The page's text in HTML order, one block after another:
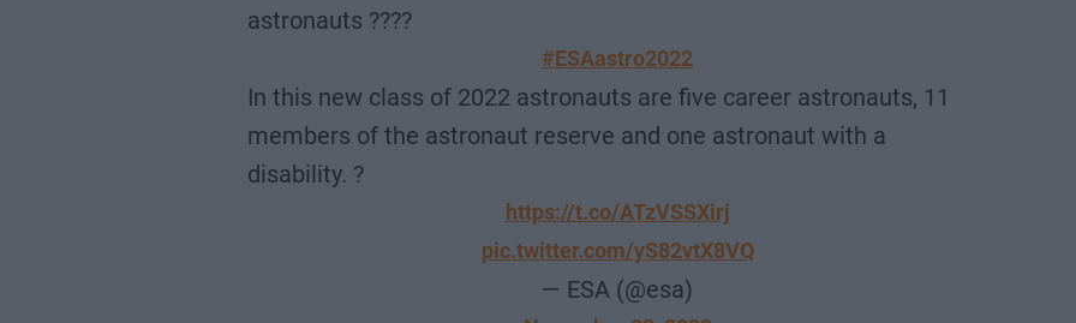
astronauts ?‍??‍?
#ESAastro2022
In this new class of 2022 astronauts are five career astronauts, 11
members of the astronaut reserve and one astronaut with a
disability. ?
https://t.co/ATzVSSXirj
pic.twitter.com/yS82vtX8VQ
— ESA (@esa)